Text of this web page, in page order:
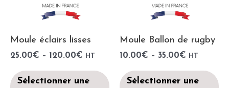
Moule éclairs lisses
25.00€ – 120.00€ HT
Sélectionner une
Moule Ballon de rugby
10.00€ – 35.00€ HT
Sélectionner une